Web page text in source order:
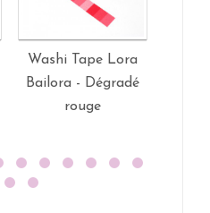
Washi Tape Lora
Bailora - Dégradé
rouge